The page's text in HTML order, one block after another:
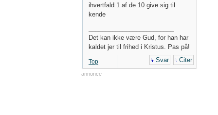
ihvertfald 1 af de 10 give sig til
kende
Det kan ikke være Gud, for han har
kaldet jer til frihed i Kristus. Pas på!
Top Svar Citer
annonce